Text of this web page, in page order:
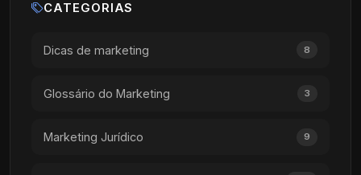
CATEGORIAS
Dicas de marketing 8
Glossário do Marketing 3
Marketing Jurídico 9